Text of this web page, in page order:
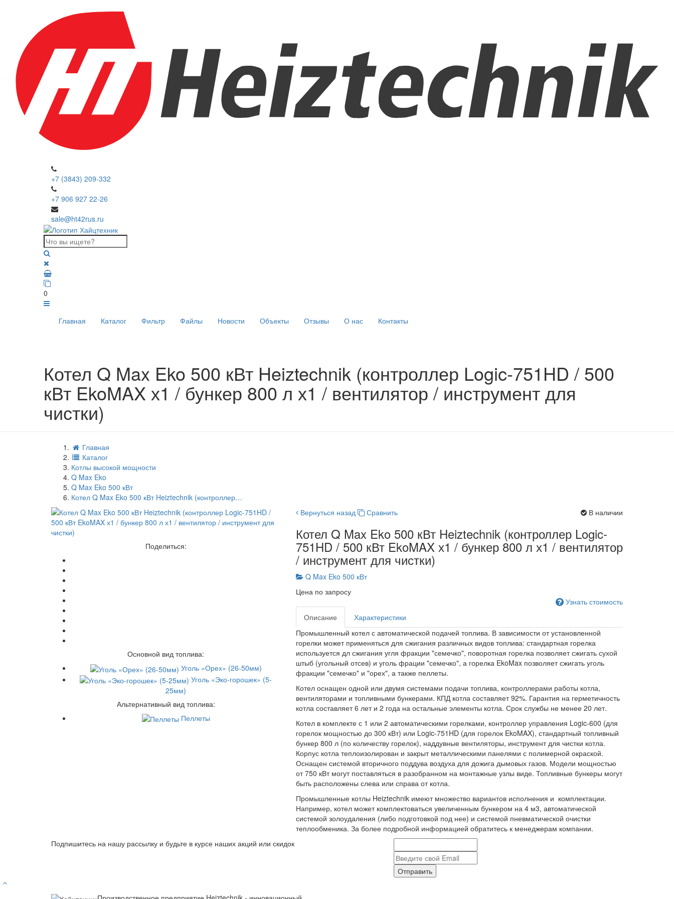
+7 (3843) 209-332
+7 906 927 22-26
sale@ht42rus.ru
0
Главная Каталог Фильтр Файлы Новости Объекты Отзывы О нас Контакты
Котел Q Max Eko 500 кВт Heiztechnik (контроллер Logic-751HD / 500
кВт EkoMAX х1 / бункер 800 л х1 / вентилятор / инструмент для
чистки)
Главная
Каталог
Котлы высокой мощности
Q Max Eko
Q Max Eko 500 кВт
Котел Q Max Eko 500 кВт Heiztechnik (контроллер…
Поделиться:
Основной вид топлива:
Уголь «Орех» (26-50мм)
Уголь «Эко-горошек» (5-
25мм)
Альтернативный вид топлива:
Пеллеты
Вернуться назад Сравнить В наличии
Котел Q Max Eko 500 кВт Heiztechnik (контроллер Logic-
751HD / 500 кВт EkoMAX х1 / бункер 800 л х1 / вентилятор
/ инструмент для чистки)
Q Max Eko 500 кВт
Цена по запросу
Узнать стоимость
Описание
Характеристики
Промышленный котел с автоматической подачей топлива. В зависимости от установленной
горелки может применяться для сжигания различных видов топлива: стандартная горелка
используется дл сжигания угля фракции "семечко", поворотная горелка позволяет сжигать сухой
штыб (угольный отсев) и уголь фрации "семечко", а горелка EkoMax позволяет сжигать уголь
фракции "семечко" и "орех", а также пеллеты.
Котел оснащен одной или двумя системами подачи топлива, контроллерами работы котла,
вентиляторами и топливными бункерами. КПД котла составляет 92%. Гарантия на герметичность
котла составляет 6 лет и 2 года на остальные элементы котла. Срок службы не менее 20 лет.
Котел в комплекте с 1 или 2 автоматическими горелками, контроллер управления Logic-600 (для
горелок мощностью до 300 кВт) или Logic-751HD (для горелок EkoMAX), стандартный топливный
бункер 800 л (по количеству горелок), наддувные вентиляторы, инструмент для чистки котла.
Корпус котла теплоизолирован и закрыт металлическими панелями с полимерной окраской.
Оснащен системой вторичного поддува воздуха для дожига дымовых газов. Модели мощностью
от 750 кВт могут поставляться в разобранном на монтажные узлы виде. Топливные бункеры могут
быть расположены слева или справа от котла.
Промышленные котлы Heiztechnik имеют множество вариантов исполнения и комплектации.
Например, котел может комплектоваться увеличенным бункером на 4 м3, автоматической
системой золоудаления (либо подготовкой под нее) и системой пневматической очистки
теплообменика. За более подробной информацией обратитесь к менеджерам компании.
Подпишитесь на нашу рассылку и будьте в курсе наших акций или скидок
Отправить